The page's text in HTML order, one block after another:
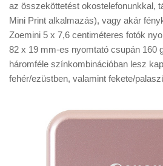
Helyszíni Riport
E-BB
az összeköttetést okostelefonunkkal,
Mini Print alkalmazás), vagy akár
Zoemini 5 x 7,6 centiméteres fotók
82 x 19 mm-es nyomtató csupán 160
háromféle színkombinációban lesz
fehér/ezüstben, valamint fekete/